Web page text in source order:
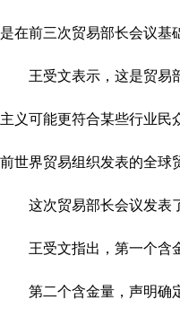
是在前三次贸易部长会议基
王受文表示，这是贸易部
主义可能更符合某些行业民
前世界贸易组织发表的全球
这次贸易部长会议发表了
王受文指出，第一个含金
第二个含金量，声明确定